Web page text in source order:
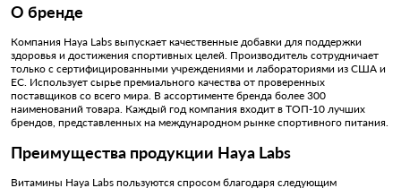
О бренде
Компания Haya Labs выпускает качественные добавки для поддержки
здоровья и достижения спортивных целей. Производитель сотрудничает
только с сертифицированными учреждениями и лабораториями из США и
ЕС. Использует сырье премиального качества от проверенных
поставщиков со всего мира. В ассортименте бренда более 300
наименований товара. Каждый год компания входит в ТОП-10 лучших
брендов, представленных на международном рынке спортивного питания.
Преимущества продукции Haya Labs
Витамины Haya Labs пользуются спросом благодаря следующим